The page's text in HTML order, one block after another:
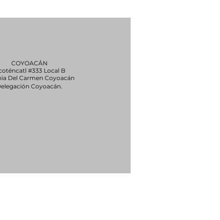
COYOACÁN
#333 Local B
Del Carmen Coyoacán
Coyoacán.